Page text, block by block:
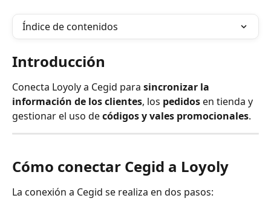
Índice de contenidos
Introducción
Conecta Loyoly a Cegid para sincronizar la
información de los clientes, los pedidos en tienda y
gestionar el uso de códigos y vales promocionales.
Cómo conectar Cegid a Loyoly
La conexión a Cegid se realiza en dos pasos: